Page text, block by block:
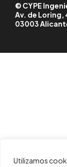
Utilizamos
© CYPE
Av. de Loring,
03003